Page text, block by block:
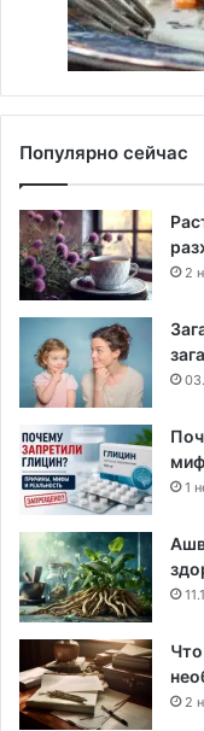
Популярно сейчас
2
1
2